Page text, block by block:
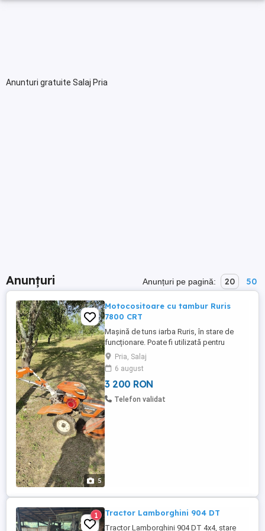
Anunturi gratuite Salaj Pria
Anunțuri Anunțuri pe pagină: 20 50
5
Motocositoare cu tambur Ruris
7800 CRT
Mașină de tuns iarba Ruris, în stare de
funcționare. Poate fi utilizată pentru
întreținerea spațiilor verzi, parcuri sau
grădini. Dispune de motor puternic și este
ușor de manevrat. DE VANZARE Cositoare
cu tambur RURIS, 7 CP Puternica, fiabila si
gata de lucru! Se vinde cositoare cu
Pria, Salaj
6 august
3 200 RON
Telefon validat
1 Tractor Lamborghini 904 DT
Tractor Lamborghini 904 DT 4x4, stare